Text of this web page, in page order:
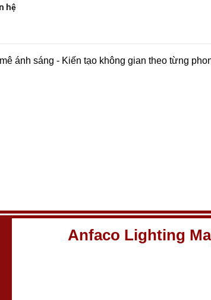
hệ
ánh sáng - Kiến tạo không gian theo từng
Anfaco Lighting